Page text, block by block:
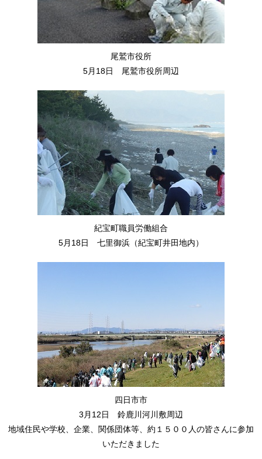
尾鷲市役所
5月18日 尾鷲市役所周辺
紀宝町職員労働組合
5月18日 七里御浜（紀宝町井田地内）
四日市市
3月12日 鈴鹿川河川敷周辺
地域住民や学校、企業、関係団体等、約１５００人の皆さんに参加
いただきました